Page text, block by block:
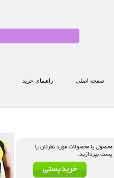
صفحه اصلي راهنمای خرید